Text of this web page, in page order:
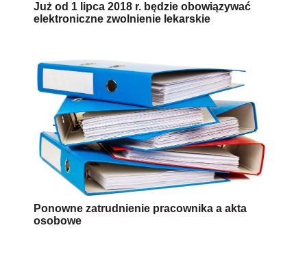
Już od 1 lipca 2018 r. będzie obowiązywać
elektroniczne zwolnienie lekarskie
Ponowne zatrudnienie pracownika a akta
osobowe